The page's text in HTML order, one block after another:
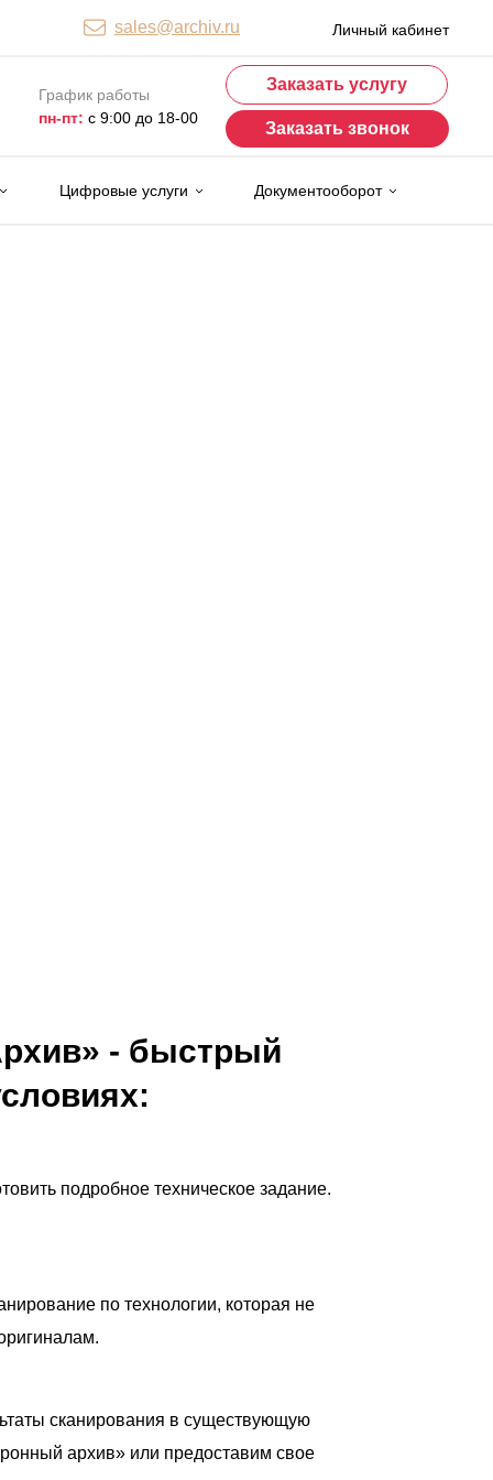
sales@archiv.ru Личный кабинет
График работы
пн-пт: с 9:00 до 18-00
Заказать услугу
Заказать звонок
Цифровые услуги Документооборот
- быстрый
подробное техническое задание.
по технологии, которая не
сканирования в существующую
архив» или предоставим свое